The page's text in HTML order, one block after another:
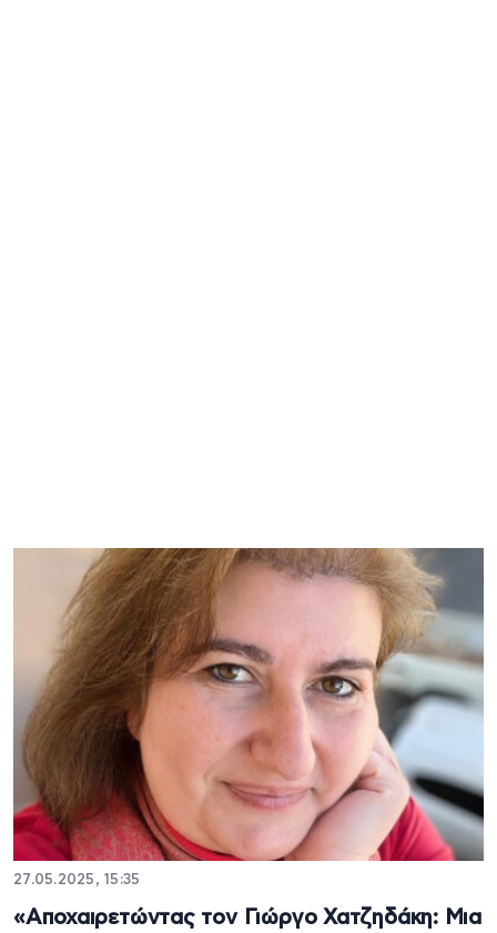
27.05.2025, 15:35
«Αποχαιρετώντας τον Γιώργο Χατζηδάκη: Μια